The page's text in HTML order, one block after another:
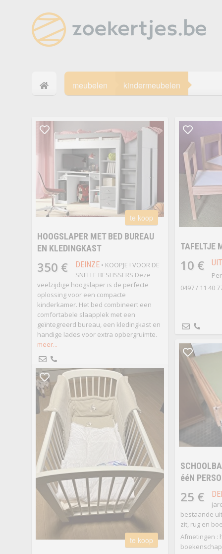
meubelen kindermeubelen
te koop
HOOGSLAPER MET BED BUREAU
EN KLEDINGKAST
350 € DEINZE• KOOPJE ! VOOR DE
SNELLE BESLISSERS Deze
veelzijdige hoogslaper is de perfecte
oplossing voor een compacte
kinderkamer. Het bed combineert een
comfortabele slaapplek met een
geïntegreerd bureau, een kledingkast en
handige lades voor extra opbergruimte.
meer...
TAFELTJE
10 €
0497 / 11 40
ééN
25 €
bestaande
zit, rug en
Afmetingen :
te koop